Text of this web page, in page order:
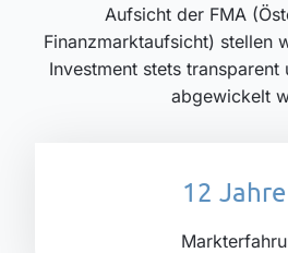
Aufsicht der FMA
Finanzmarktaufsicht) stellen
Investment stets
abgewickelt
12 Jahre